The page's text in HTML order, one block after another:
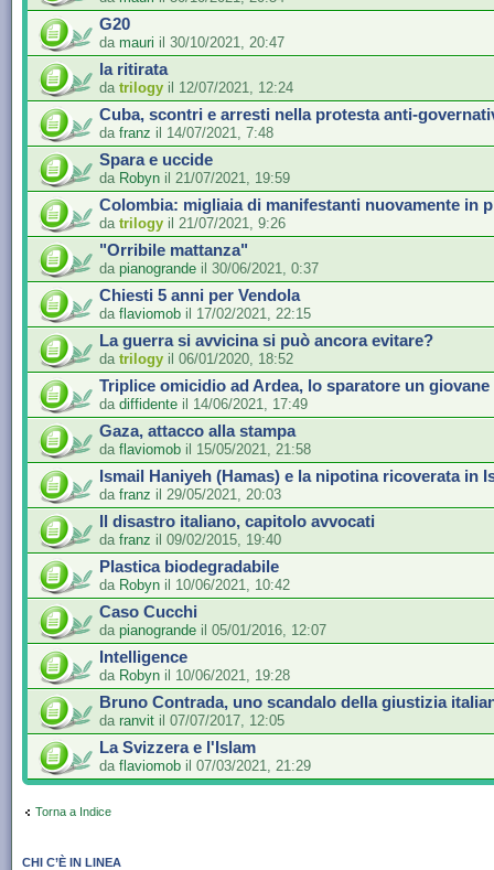
G20
da mauri il 30/10/2021, 20:47
la ritirata
da trilogy il 12/07/2021, 12:24
Cuba, scontri e arresti nella protesta anti-
da franz il 14/07/2021, 7:48
Spara e uccide
da Robyn il 21/07/2021, 19:59
Colombia: migliaia di manifestanti nuovamente in
da trilogy il 21/07/2021, 9:26
"Orribile mattanza"
da pianogrande il 30/06/2021, 0:37
Chiesti 5 anni per Vendola
da flaviomob il 17/02/2021, 22:15
La guerra si avvicina si può ancora evitare?
da trilogy il 06/01/2020, 18:52
Triplice omicidio ad Ardea, lo sparatore un
da diffidente il 14/06/2021, 17:49
Gaza, attacco alla stampa
da flaviomob il 15/05/2021, 21:58
Ismail Haniyeh (Hamas) e la nipotina ricoverata in
da franz il 29/05/2021, 20:03
Il disastro italiano, capitolo avvocati
da franz il 09/02/2015, 19:40
Plastica biodegradabile
da Robyn il 10/06/2021, 10:42
Caso Cucchi
da pianogrande il 05/01/2016, 12:07
Intelligence
da Robyn il 10/06/2021, 19:28
Bruno Contrada, uno scandalo della giustizia
da ranvit il 07/07/2017, 12:05
La Svizzera e l'Islam
da flaviomob il 07/03/2021, 21:29
Torna a Indice
CHI C’È IN LINEA